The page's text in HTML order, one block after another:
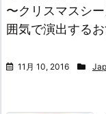
〜クリスマスシ
囲気で演出する
11月 10, 2016